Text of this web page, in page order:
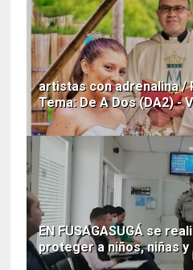
artistas con adrenalina /
Tema: De A Dos (DA2) -
EN FUSAGASUGÁ se
proteger a niños, niñas